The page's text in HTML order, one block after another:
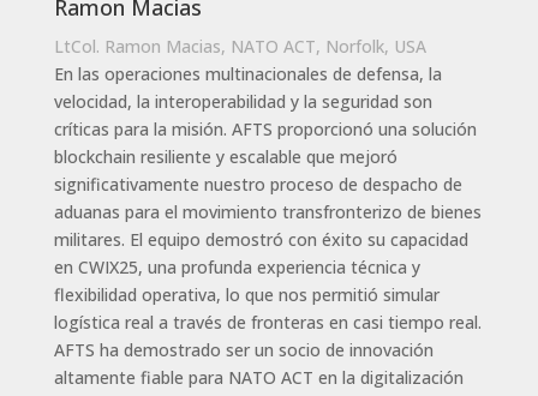
Ramon Macias
LtCol. Ramon Macias, NATO ACT, Norfolk, USA
En las operaciones multinacionales de defensa, la
velocidad, la interoperabilidad y la seguridad son
críticas para la misión. AFTS proporcionó una solución
blockchain resiliente y escalable que mejoró
significativamente nuestro proceso de despacho de
aduanas para el movimiento transfronterizo de bienes
militares. El equipo demostró con éxito su capacidad
en CWIX25, una profunda experiencia técnica y
flexibilidad operativa, lo que nos permitió simular
logística real a través de fronteras en casi tiempo real.
AFTS ha demostrado ser un socio de innovación
altamente fiable para NATO ACT en la digitalización